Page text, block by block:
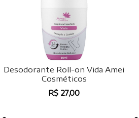
Desodorante Roll-on Vida Amei
Cosméticos
R$ 27,00